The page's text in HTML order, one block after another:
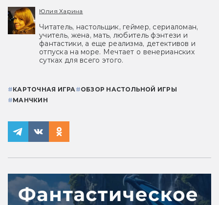
Юлия Харина
Читатель, настольщик, геймер, сериаломан,
учитель, жена, мать, любитель фэнтези и
фантастики, а еще реализма, детективов и
отпуска на море. Мечтает о венерианских
сутках для всего этого.
#КАРТОЧНАЯ ИГРА #ОБЗОР НАСТОЛЬНОЙ ИГРЫ
#МАНЧКИН